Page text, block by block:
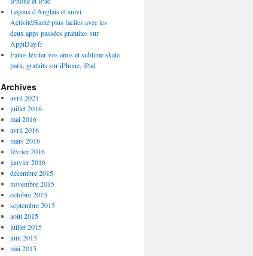
Leçons d’Anglais et suivi
Activité/Santé plus faciles avec les
deux apps passées gratuites sur
AppiDay.fr
Faites léviter vos amis et sublime skate
park, gratuits sur iPhone, iPad
Archives
avril 2021
juillet 2016
mai 2016
avril 2016
mars 2016
février 2016
janvier 2016
décembre 2015
novembre 2015
octobre 2015
septembre 2015
août 2015
juillet 2015
juin 2015
mai 2015